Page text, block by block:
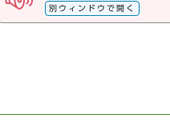
別ウィンドウで開く